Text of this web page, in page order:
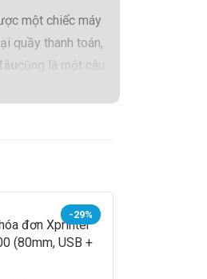
một chiếc máy
quầy thanh toán,
cũng là một câu
-29%
đơn Xprinter
(80mm, USB +